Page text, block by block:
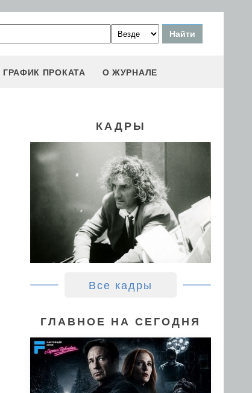
ГРАФИК ПРОКАТА О ЖУРНАЛЕ
КАДРЫ
Все кадры
ГЛАВНОЕ НА СЕГОДНЯ